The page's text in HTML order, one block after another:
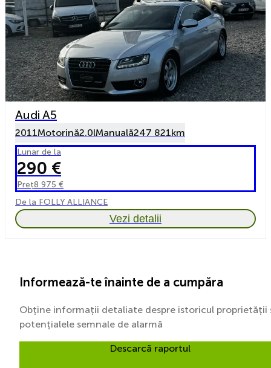
Audi A5
2011Motorină2.0lManuală247 821km
Lunar de la
290 €
Preț8 975 €
De la FOLLY ALLIANCE
Vezi detalii
Informează-te înainte de a cumpăra
Obține informații detaliate despre istoricul proprietății
potențialele semnale de alarmă
Descarcă raportul